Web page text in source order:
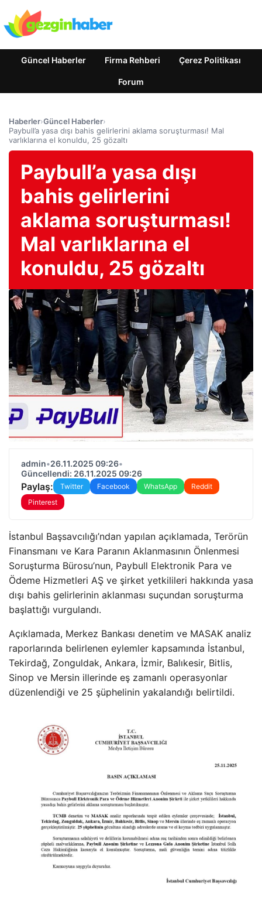
Güncel Haberler Firma Rehberi Çerez Politikası
Forum
Haberler›Güncel Haberler›
Paybull’a yasa dışı bahis gelirlerini aklama soruşturması! Mal
varlıklarına el konuldu, 25 gözaltı
Paybull’a yasa dışı
bahis gelirlerini
aklama soruşturması!
Mal varlıklarına el
konuldu, 25 gözaltı
admin•26.11.2025 09:26•
Güncellendi: 26.11.2025 09:26
Paylaş: Twitter Facebook WhatsApp
Reddit
Pinterest
İstanbul Başsavcılığı’ndan yapılan açıklamada, Terörün
Finansmanı ve Kara Paranın Aklanmasının Önlenmesi
Soruşturma Bürosu’nun, Paybull Elektronik Para ve
Ödeme Hizmetleri AŞ ve şirket yetkilileri hakkında yasa
dışı bahis gelirlerinin aklanması suçundan soruşturma
başlattığı vurgulandı.
Açıklamada, Merkez Bankası denetim ve MASAK analiz
raporlarında belirlenen eylemler kapsamında İstanbul,
Tekirdağ, Zonguldak, Ankara, İzmir, Balıkesir, Bitlis,
Sinop ve Mersin illerinde eş zamanlı operasyonlar
düzenlendiği ve 25 şüphelinin yakalandığı belirtildi.